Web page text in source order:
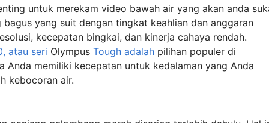
untuk merekam video bawah air yang akan anda
yang suit dengan tingkat keahlian dan anggaran
kecepatan bingkai, dan kinerja cahaya rendah.
atau seri Olympus Tough adalahpilihan populer di
Anda memiliki kecepatan untuk kedalaman yang Anda
kebocoran air.